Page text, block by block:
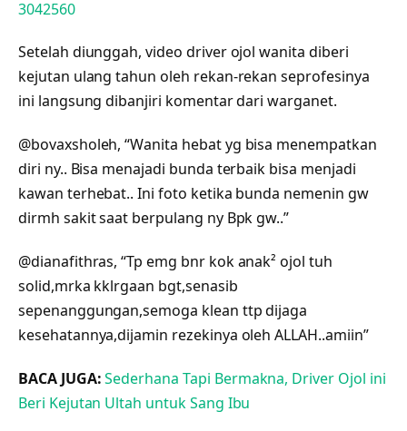
3042560
Setelah diunggah, video driver ojol wanita diberi
kejutan ulang tahun oleh rekan-rekan seprofesinya
ini langsung dibanjiri komentar dari warganet.
@bovaxsholeh, “Wanita hebat yg bisa menempatkan
diri ny.. Bisa menajadi bunda terbaik bisa menjadi
kawan terhebat.. Ini foto ketika bunda nemenin gw
dirmh sakit saat berpulang ny Bpk gw..”
@dianafithras, “Tp emg bnr kok anak² ojol tuh
solid,mrka kklrgaan bgt,senasib
sepenanggungan,semoga klean ttp dijaga
kesehatannya,dijamin rezekinya oleh ALLAH..amiin”
BACA JUGA:Sederhana Tapi Bermakna, Driver Ojol ini
Beri Kejutan Ultah untuk Sang Ibu